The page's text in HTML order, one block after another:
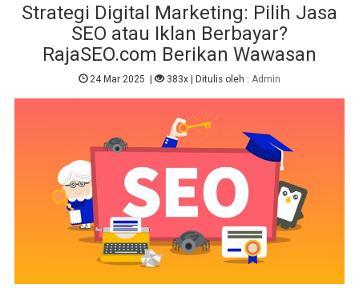
Strategi Digital Marketing: Pilih Jasa
SEO atau Iklan Berbayar?
RajaSEO.com Berikan Wawasan
24 Mar 2025 | 383x | Ditulis oleh :Admin